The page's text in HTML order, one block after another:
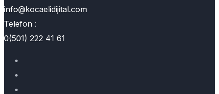
info@kocaelidijital.com
Telefon :
0(501) 222 41 61